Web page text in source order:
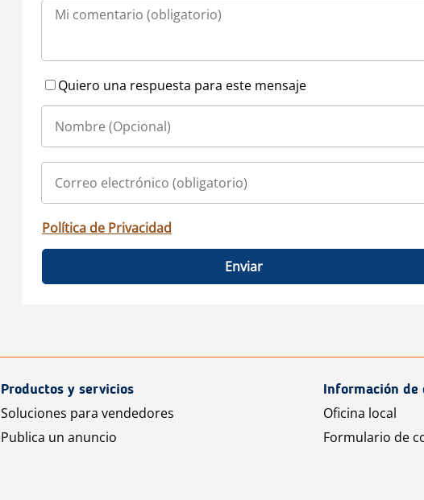
Quiero una respuesta para este mensaje
Política de Privacidad
Enviar
Productos y servicios
Soluciones para vendedores
Publica un anuncio
Información de
Oficina local
Formulario de